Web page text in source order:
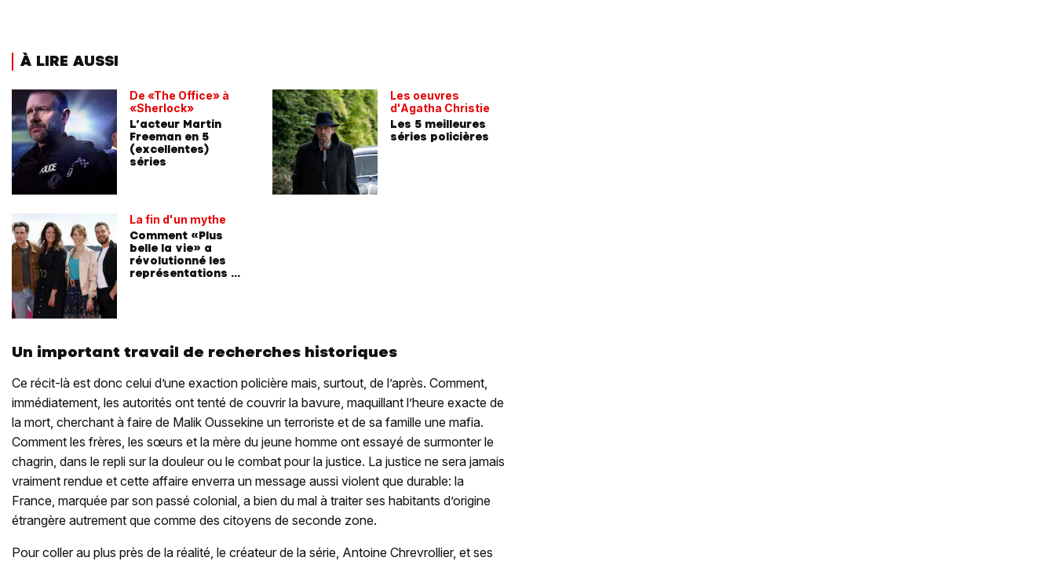
À LIRE AUSSI
De «The Office» à
«Sherlock»
L’acteur Martin
Freeman en 5
(excellentes)
séries
La fin d'un mythe
Comment «Plus
belle la vie» a
révolutionné les
représentations à
Les oeuvres
d'Agatha Christie
Les 5 meilleures
séries policières
Un important travail de recherches historiques
Ce récit-là est donc celui d’une exaction policière mais, surtout, de l’après. Comment,
immédiatement, les autorités ont tenté de couvrir la bavure, maquillant l’heure exacte de
la mort, cherchant à faire de Malik Oussekine un terroriste et de sa famille une mafia.
Comment les frères, les sœurs et la mère du jeune homme ont essayé de surmonter le
chagrin, dans le repli sur la douleur ou le combat pour la justice. La justice ne sera jamais
vraiment rendue et cette affaire enverra un message aussi violent que durable: la
France, marquée par son passé colonial, a bien du mal à traiter ses habitants d’origine
étrangère autrement que comme des citoyens de seconde zone.
Pour coller au plus près de la réalité, le créateur de la série, Antoine Chrevrollier, et ses